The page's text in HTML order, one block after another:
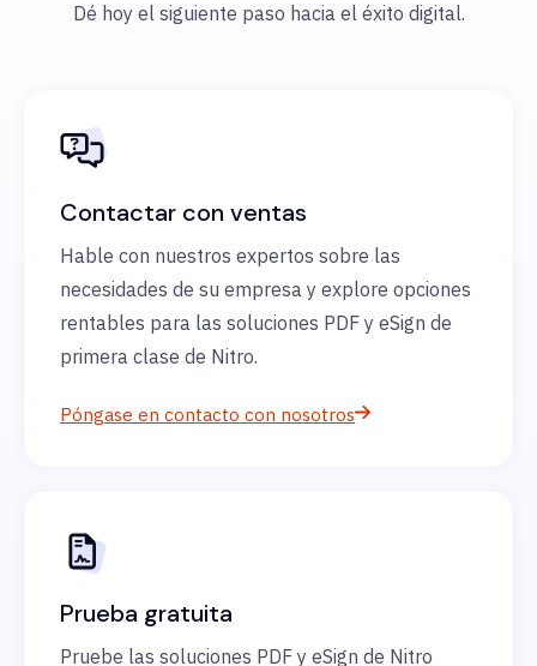
Dé hoy el siguiente paso hacia el éxito digital.
Contactar con ventas
Hable con nuestros expertos sobre las
necesidades de su empresa y explore opciones
rentables para las soluciones PDF y eSign de
primera clase de Nitro.
Póngase en contacto con nosotros
Prueba gratuita
Pruebe las soluciones PDF y eSign de Nitro